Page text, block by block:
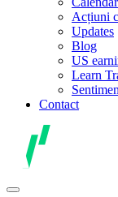
Acțiuni
Updates
Blog
US
Learn
Contact